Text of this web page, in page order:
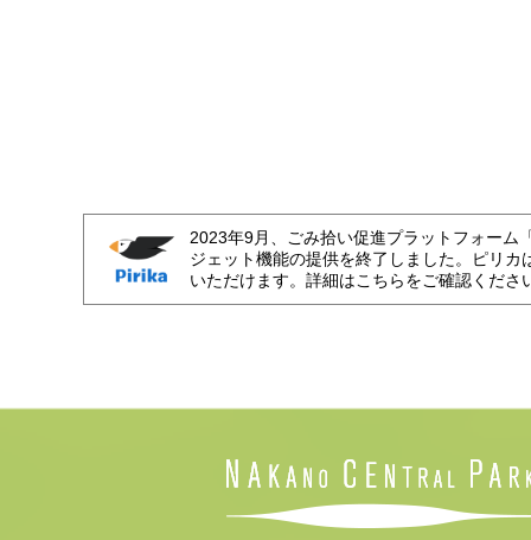
2023年9月、ごみ拾い促進プラットフォーム
ジェット機能の提供を終了しました。ピリカ
いただけます。詳細はこちらをご確認くださ